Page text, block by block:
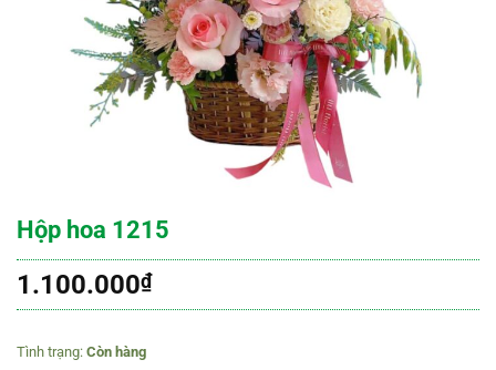
Hộp hoa 1215
1.100.000₫
Còn hàng